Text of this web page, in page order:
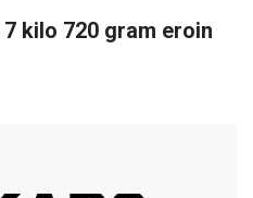
7 kilo 720 gram eroin